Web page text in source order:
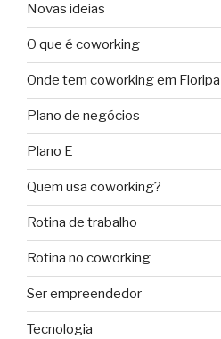
Novas ideias
O que é coworking
Onde tem coworking em Floripa
Plano de negócios
Plano E
Quem usa coworking?
Rotina de trabalho
Rotina no coworking
Ser empreendedor
Tecnologia